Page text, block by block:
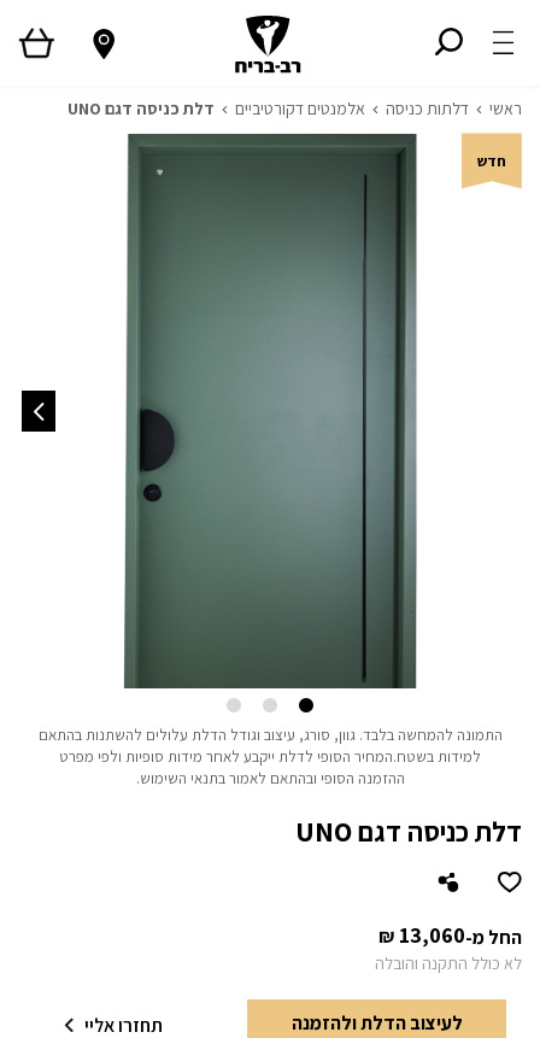
ראשי דלתות כניסה אלמנטים דקורטיביים דלת כניסה דגם UNO
דלת כניסה דגם UNO
החל מ- ₪ 13,060
לא כולל התקנה והובלה
לעיצוב הדלת ולהזמנה תחזרו אליי
חדש
התמונה להמחשה בלבד.גוון, סורג, עיצוב וגודל הדלת עלולים להשתנות בהתאם
למידות בשטח.המחיר הסופי לדלת ייקבע לאחר מידות סופיות ולפי מפרט
ההזמנה הסופי ובהתאם לאמור בתנאי השימוש.